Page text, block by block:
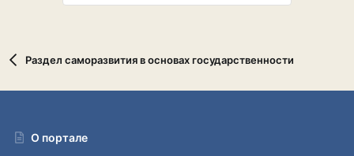
Раздел саморазвития в основах государственности
О портале